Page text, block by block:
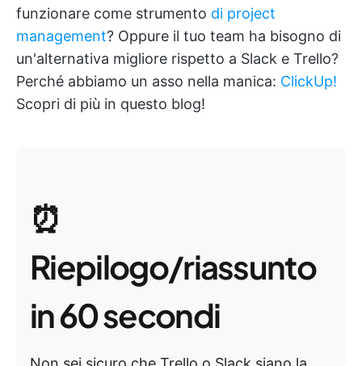
funzionare come strumento di project
management? Oppure il tuo team ha bisogno di
un'alternativa migliore rispetto a Slack e Trello?
Perché abbiamo un asso nella manica: ClickUp!
Scopri di più in questo blog!
⏰
Riepilogo/riassunto
in 60 secondi